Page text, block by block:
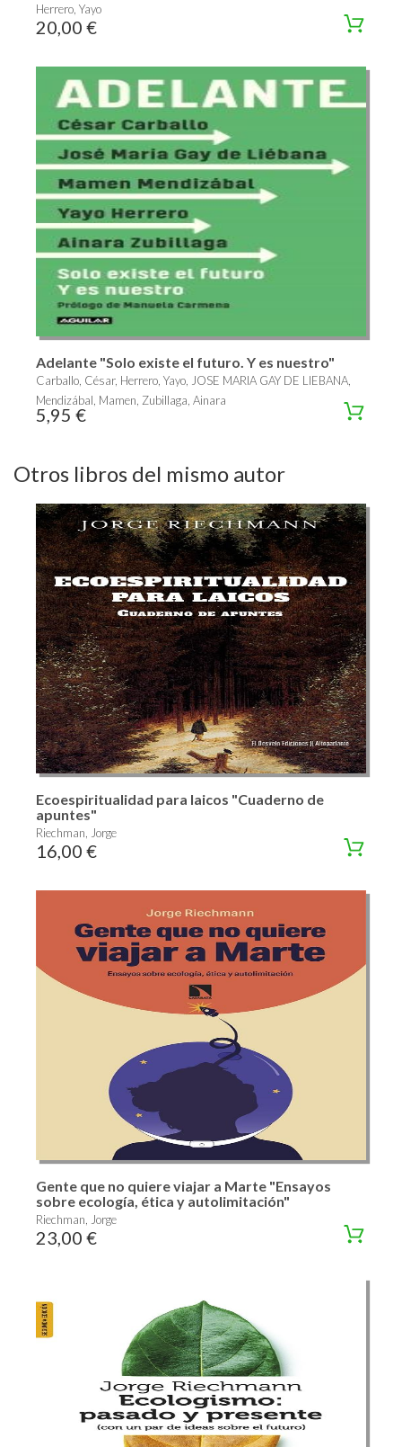
Herrero, Yayo
20,00 €
Adelante "Solo existe el futuro. Y es nuestro"
Carballo, César, Herrero, Yayo, JOSE MARIA GAY DE LIEBANA,
Mendizábal, Mamen, Zubillaga, Ainara
5,95 €
Otros libros del mismo autor
Ecoespiritualidad para laicos "Cuaderno de
apuntes"
Riechman, Jorge
16,00 €
Gente que no quiere viajar a Marte "Ensayos
sobre ecología, ética y autolimitación"
Riechman, Jorge
23,00 €